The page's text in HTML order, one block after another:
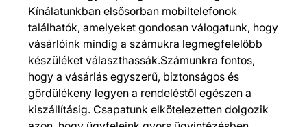
Kínálatunkban elsősorban mobiltelefonok
találhatók, amelyeket gondosan válogatunk, hogy
vásárlóink mindig a számukra legmegfelelőbb
készüléket választhassák.Számunkra fontos,
hogy a vásárlás egyszerű, biztonságos és
gördülékeny legyen a rendeléstől egészen a
kiszállításig. Csapatunk elkötelezetten dolgozik